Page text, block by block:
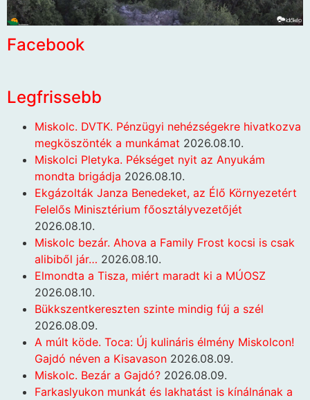
Facebook
Legfrissebb
Miskolc. DVTK. Pénzügyi nehézségekre hivatkozva
megköszönték a munkámat 2026.08.10.
Miskolci Pletyka. Pékséget nyit az Anyukám
mondta brigádja 2026.08.10.
Ekgázolták Janza Benedeket, az Élő Környezetért
Felelős Minisztérium főosztályvezetőjét
2026.08.10.
Miskolc bezár. Ahova a Family Frost kocsi is csak
alibiből jár… 2026.08.10.
Elmondta a Tisza, miért maradt ki a MÚOSZ
2026.08.10.
Bükkszentkereszten szinte mindig fúj a szél
2026.08.09.
A múlt köde. Toca: Új kulináris élmény Miskolcon!
Gajdó néven a Kisavason 2026.08.09.
Miskolc. Bezár a Gajdó? 2026.08.09.
Farkaslyukon munkát és lakhatást is kínálnának a